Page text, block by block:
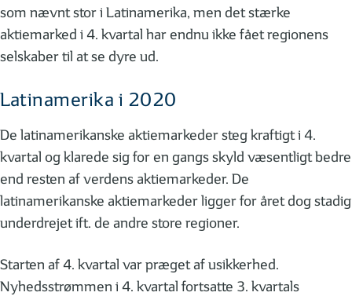
som nævnt stor i Latinamerika, men det stærke
aktiemarked i 4. kvartal har endnu ikke fået regionens
selskaber til at se dyre ud.
Latinamerika i 2020
De latinamerikanske aktiemarkeder steg kraftigt i 4.
kvartal og klarede sig for en gangs skyld væsentligt bedre
end resten af verdens aktiemarkeder. De
latinamerikanske aktiemarkeder ligger for året dog stadig
underdrejet ift. de andre store regioner.
Starten af 4. kvartal var præget af usikkerhed.
Nyhedsstrømmen i 4. kvartal fortsatte 3. kvartals